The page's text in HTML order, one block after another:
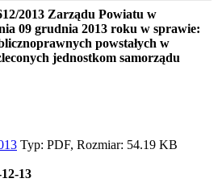
2013 Zarządu Powiatu w
09 grudnia 2013 roku w sprawie:
powstałych w
jednostkom samorządu
Typ: PDF, Rozmiar: 54.19 KB
13